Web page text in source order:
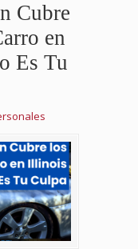
Cubre
en
Es Tu